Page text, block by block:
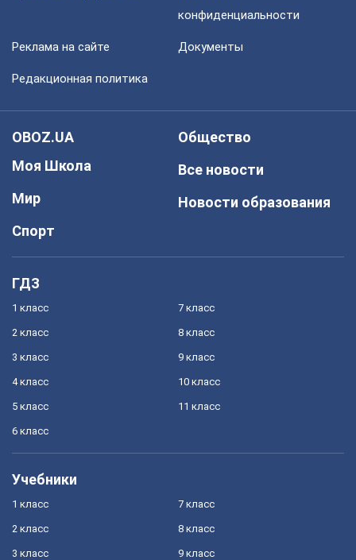
конфиденциальности
Реклама на сайте Документы
Редакционная политика
OBOZ.UA
Моя Школа
Мир
Спорт
Общество
Все новости
Новости образования
ГДЗ
1 класс
2 класс
3 класс
4 класс
5 класс
6 класс
7 класс
8 класс
9 класс
10 класс
11 класс
Учебники
1 класс
2 класс
3 класс
7 класс
8 класс
9 класс